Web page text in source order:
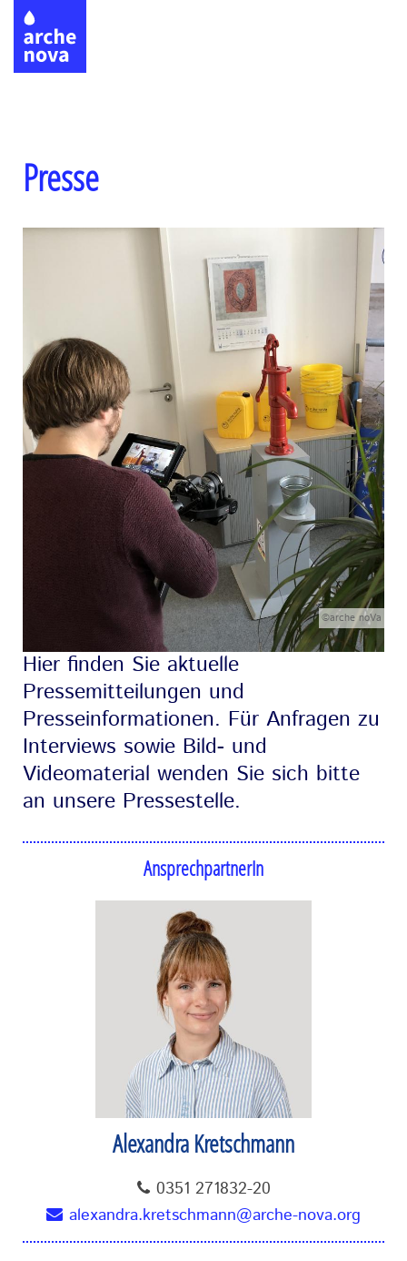
Direkt
zum
Inhalt
Presse
©arche noVa
Hier finden Sie aktuelle
Pressemitteilungen und
Presseinformationen. Für Anfragen zu
Interviews sowie Bild- und
Videomaterial wenden Sie sich bitte
an unsere Pressestelle.
AnsprechpartnerIn
Alexandra Kretschmann
0351 271832-20
alexandra.kretschmann@arche-nova.org